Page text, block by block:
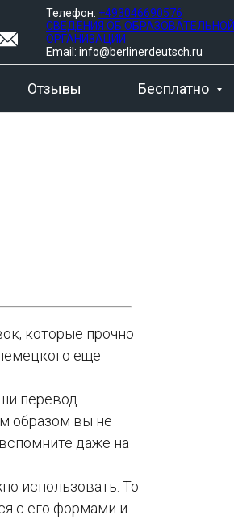
Телефон: +493046690576
СВЕДЕНИЯ ОБ ОБРАЗОВАТЕЛЬНОЙ
ОРГАНИЗАЦИИ
Email: info@berlinerdeutsch.ru
Отзывы Бесплатно
которые прочно
еще
перевод.
образом вы не
даже на
использовать. То
с его формами и